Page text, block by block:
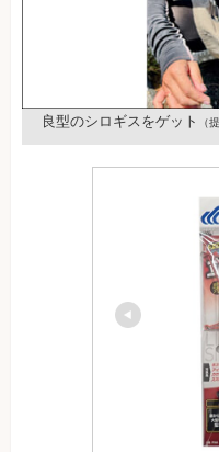
良型のシロギスをゲット （